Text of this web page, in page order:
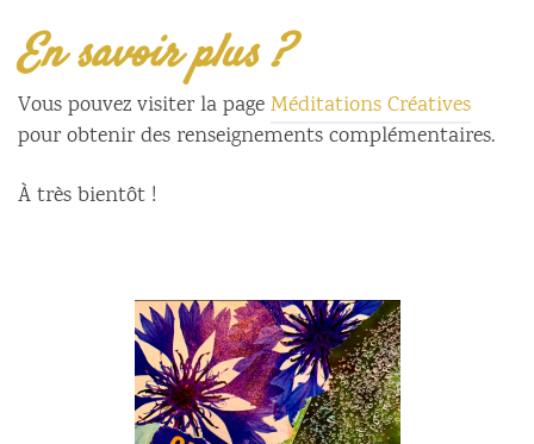
En savoir plus ?
Vous pouvez visiter la pageMéditations Créatives
pour obtenir des renseignements complémentaires.
À très bientôt !